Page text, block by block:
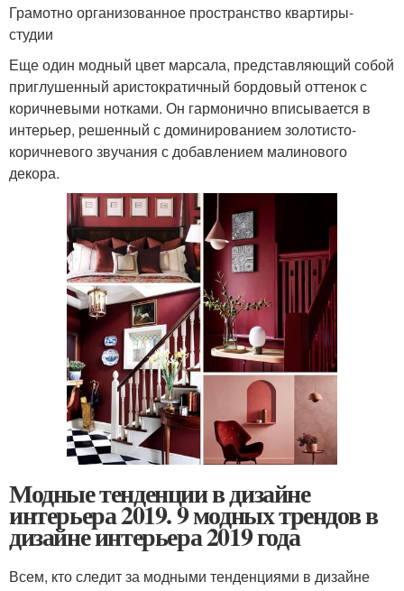
Грамотно организованное пространство квартиры-
студии
Еще один модный цвет марсала, представляющий собой
приглушенный аристократичный бордовый оттенок с
коричневыми нотками. Он гармонично вписывается в
интерьер, решенный с доминированием золотисто-
коричневого звучания с добавлением малинового
декора.
Модные тенденции в дизайне
интерьера 2019. 9 модных трендов в
дизайне интерьера 2019 года
Всем, кто следит за модными тенденциями в дизайне